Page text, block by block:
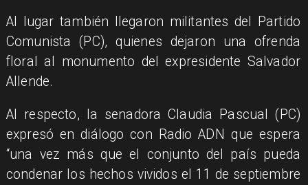
Al lugar también llegaron militantes del Partido
Comunista (PC), quienes dejaron una ofrenda
floral al monumento del expresidente Salvador
Allende.
Al respecto, la senadora Claudia Pascual (PC)
expresó en diálogo con Radio ADN que espera
“una vez más que el conjunto del país pueda
condenar los hechos vividos el 11 de septiembre